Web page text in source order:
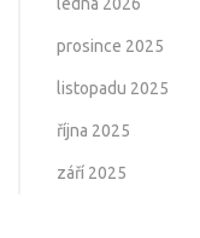
prosince 2025
listopadu 2025
října 2025
září 2025